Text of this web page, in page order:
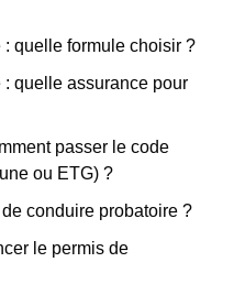
quelle formule choisir ?
quelle assurance pour
passer le code
ou ETG) ?
conduire probatoire ?
le permis de